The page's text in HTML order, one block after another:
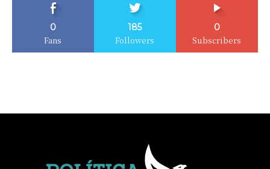
0
Fans
185
Followers
0
Subscribers